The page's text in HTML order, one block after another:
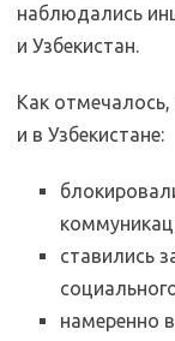
наблюдались
и Узбекистан.
Как
и в Узбекистане:
ставились
намеренно